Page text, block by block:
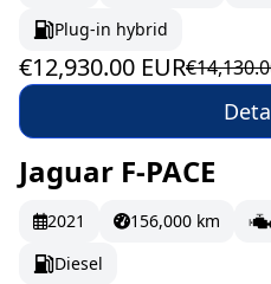
Plug-in hybrid
€12,930.00 EUR
În stoc 464.5 EUR/
Jaguar F-PACE
2021 156,000 km
Diesel